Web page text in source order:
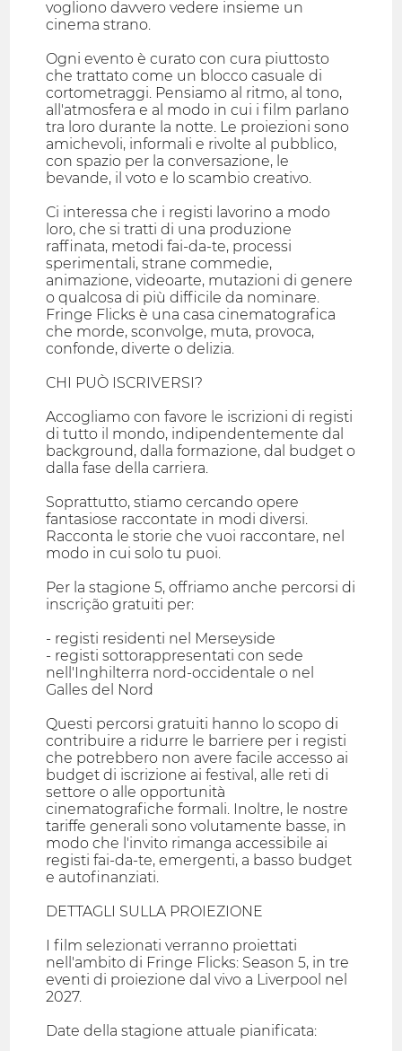
vogliono davvero vedere insieme un
cinema strano.
Ogni evento è curato con cura piuttosto
che trattato come un blocco casuale di
cortometraggi. Pensiamo al ritmo, al tono,
all'atmosfera e al modo in cui i film parlano
tra loro durante la notte. Le proiezioni sono
amichevoli, informali e rivolte al pubblico,
con spazio per la conversazione, le
bevande, il voto e lo scambio creativo.
Ci interessa che i registi lavorino a modo
loro, che si tratti di una produzione
raffinata, metodi fai-da-te, processi
sperimentali, strane commedie,
animazione, videoarte, mutazioni di genere
o qualcosa di più difficile da nominare.
Fringe Flicks è una casa cinematografica
che morde, sconvolge, muta, provoca,
confonde, diverte o delizia.
CHI PUÒ ISCRIVERSI?
Accogliamo con favore le iscrizioni di registi
di tutto il mondo, indipendentemente dal
background, dalla formazione, dal budget o
dalla fase della carriera.
Soprattutto, stiamo cercando opere
fantasiose raccontate in modi diversi.
Racconta le storie che vuoi raccontare, nel
modo in cui solo tu puoi.
Per la stagione 5, offriamo anche percorsi di
inscrição gratuiti per:
- registi residenti nel Merseyside
- registi sottorappresentati con sede
nell'Inghilterra nord-occidentale o nel
Galles del Nord
Questi percorsi gratuiti hanno lo scopo di
contribuire a ridurre le barriere per i registi
che potrebbero non avere facile accesso ai
budget di iscrizione ai festival, alle reti di
settore o alle opportunità
cinematografiche formali. Inoltre, le nostre
tariffe generali sono volutamente basse, in
modo che l'invito rimanga accessibile ai
registi fai-da-te, emergenti, a basso budget
e autofinanziati.
DETTAGLI SULLA PROIEZIONE
I film selezionati verranno proiettati
nell'ambito di Fringe Flicks: Season 5, in tre
eventi di proiezione dal vivo a Liverpool nel
2027.
Date della stagione attuale pianificata: